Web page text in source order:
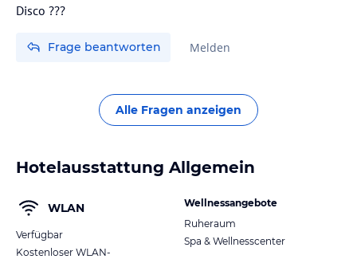
Disco ???
Frage beantworten Melden
Alle Fragen anzeigen
Hotelausstattung Allgemein
WLAN
Verfügbar
Kostenloser WLAN-
Wellnessangebote
Ruheraum
Spa & Wellnesscenter